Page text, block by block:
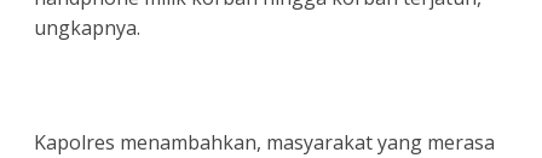
ungkapnya.
Kapolres menambahkan, masyarakat yang merasa